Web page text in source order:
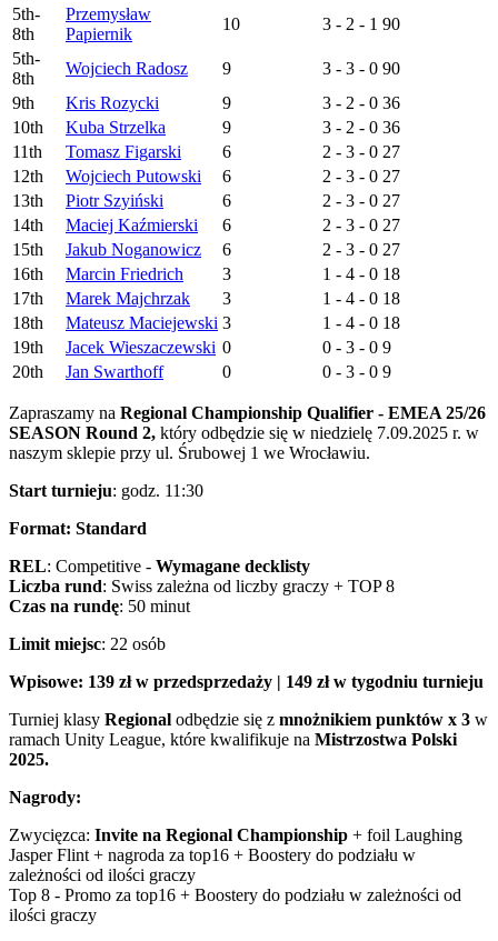
5th-
8th
Przemysław
Papiernik
10 3 - 2 - 1 90
5th-
8th
Wojciech Radosz 9 3 - 3 - 0 90
9th
Kris Rozycki 9 3 - 2 - 0 36
10th
Kuba Strzelka 9 3 - 2 - 0 36
11th
Tomasz Figarski 6 2 - 3 - 0 27
12th
Wojciech Putowski 6 2 - 3 - 0 27
13th
Piotr Szyiński 6 2 - 3 - 0 27
14th
Maciej Kaźmierski 6 2 - 3 - 0 27
15th
Jakub Noganowicz 6 2 - 3 - 0 27
16th
Marcin Friedrich 3 1 - 4 - 0 18
17th
Marek Majchrzak 3 1 - 4 - 0 18
18th
Mateusz Maciejewski 3 1 - 4 - 0 18
19th
Jacek Wieszaczewski 0 0 - 3 - 0 9
20th
Jan Swarthoff 0 0 - 3 - 0 9
Zapraszamy na Regional Championship Qualifier - EMEA 25/26
SEASON Round 2, który odbędzie się w niedzielę 7.09.2025 r. w
naszym sklepie przy ul. Śrubowej 1 we Wrocławiu.
Start turnieju: godz. 11:30
Format: Standard
REL: Competitive - Wymagane decklisty
Liczba rund: Swiss zależna od liczby graczy + TOP 8
Czas na rundę: 50 minut
Limit miejsc: 22 osób
Wpisowe: 139 zł w przedsprzedaży | 149 zł w tygodniu turnieju
Turniej klasy Regional odbędzie się z mnożnikiem punktów x 3 w
ramach Unity League, które kwalifikuje na Mistrzostwa Polski
2025.
Nagrody:
Zwycięzca: Invite na Regional Championship + foil Laughing
Jasper Flint + nagroda za top16 + Boostery do podziału w
zależności od ilości graczy
Top 8 - Promo za top16 + Boostery do podziału w zależności od
ilości graczy